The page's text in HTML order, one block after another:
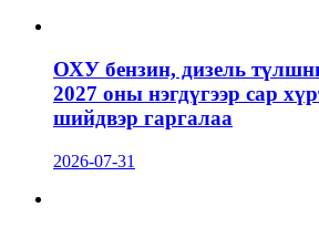
ОХУ бензин, дизель
2027 оны нэгдүгээр сар
шийдвэр гаргалаа
2026-07-31